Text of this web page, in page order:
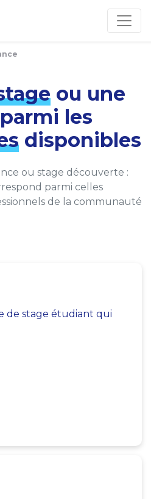
ou une
parmi les
disponibles
ou stage découverte :
parmi celles
de la communauté
de stage étudiant qui